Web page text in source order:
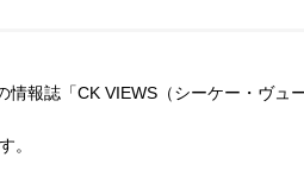
報誌「CK VIEWS（シーケー・ヴュ
。